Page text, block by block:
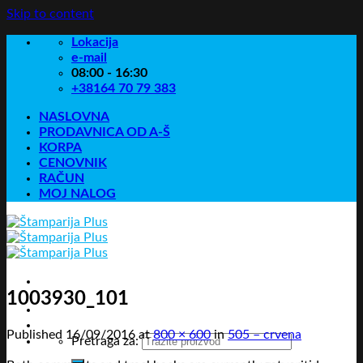
Skip to content
Lokacija
e-mail
08:00 - 16:30
+38164 70 79 383
NASLOVNA
PRODAVNICA OD A-Š
KORPA
CENOVNIK
RAČUN
MOJ NALOG
Pretraga za:
1003930_101
Published 16/09/2016 at800 × 600in505 – crvena